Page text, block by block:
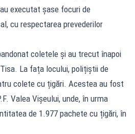
executat șase focuri de
cu respectarea prevederilor
coletele și au trecut înapoi
La fața locului, polițiștii de
colete cu țigări. Acestea au fost
Valea Vișeului, unde, în urma
de 1.977 pachete cu țigări, în